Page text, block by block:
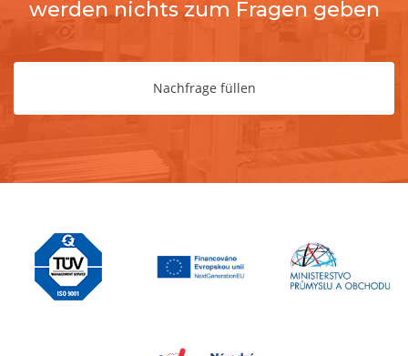
werden nichts zum Fragen geben
Nachfrage füllen